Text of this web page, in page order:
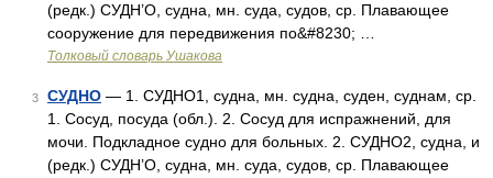
(редк.) СУДН’О, судна, мн. суда, судов, ср. Плавающее
сооружение для передвижения по&#8230; …
Толковый словарь Ушакова
3 СУДНО — 1. СУДНО1, судна, мн. судна, суден, суднам, ср.
1. Сосуд, посуда (обл.). 2. Сосуд для испражнений, для
мочи. Подкладное судно для больных. 2. СУДНО2, судна, и
(редк.) СУДН’О, судна, мн. суда, судов, ср. Плавающее